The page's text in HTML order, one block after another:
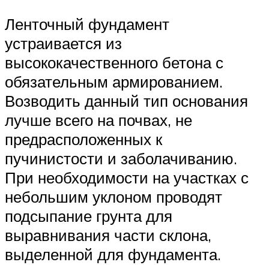
Ленточный фундамент
устраивается из
высококачественного бетона с
обязательным армированием.
Возводить данный тип основания
лучше всего на почвах, не
предрасположенных к
пучинистости и заболачиванию.
При необходимости на участках с
небольшим уклоном проводят
подсыпание грунта для
выравнивания части склона,
выделенной для фундамента.